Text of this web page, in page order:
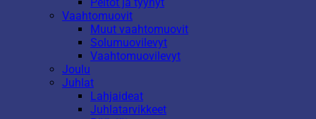
Vaahtomuovit
Muut vaahtomuovit
Solumuovilevyt
Vaahtomuovilevyt
Joulu
Juhlat
Lahjaideat
Juhlatarvikkeet